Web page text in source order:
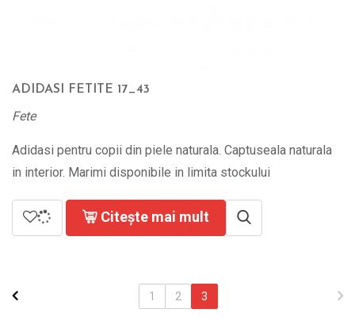
ADIDASI FETITE 17_43
Fete
Adidasi pentru copii din piele naturala. Captuseala naturala
in interior. Marimi disponibile in limita stockului
Citește mai mult
1 2 3